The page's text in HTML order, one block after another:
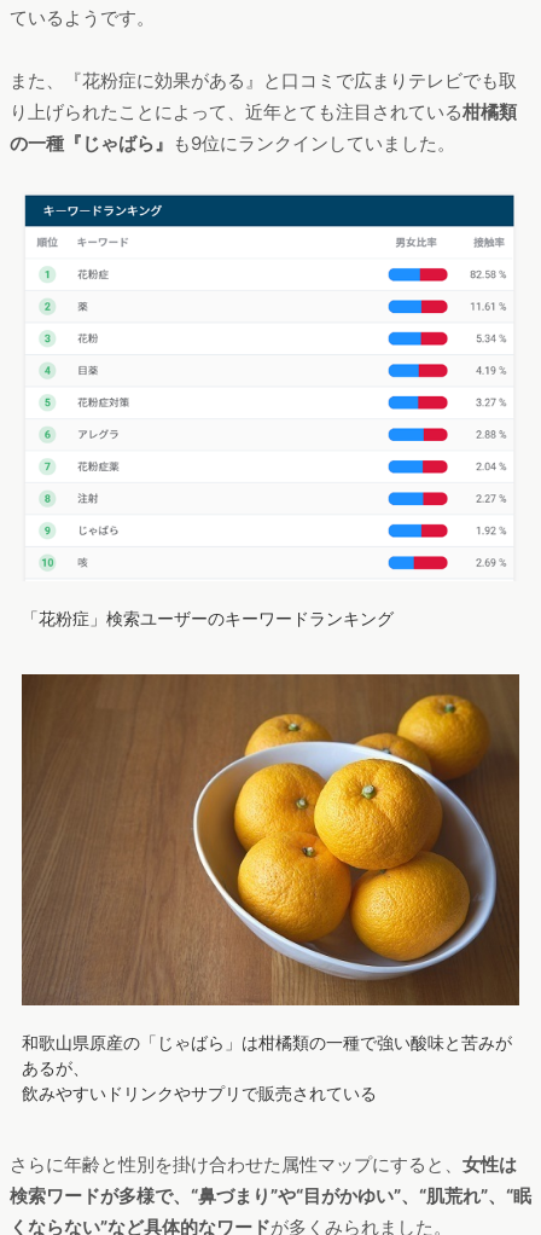
ているようです。
また、『花粉症に効果がある』と口コミで広まりテレビでも取
り上げられたことによって、近年とても注目されている柑橘類
の一種『じゃばら』 も9位にランクインしていました。
「花粉症」検索ユーザーのキーワードランキング
和歌山県原産の「じゃばら」は柑橘類の一種で強い酸味と苦みが
あるが、
飲みやすいドリンクやサプリで販売されている
さらに年齢と性別を掛け合わせた属性マップにすると、 女性は
検索ワードが多様で、“鼻づまり”や“目がかゆい”、“肌荒れ”、“眠
くならない”など具体的なワードが多くみられました。